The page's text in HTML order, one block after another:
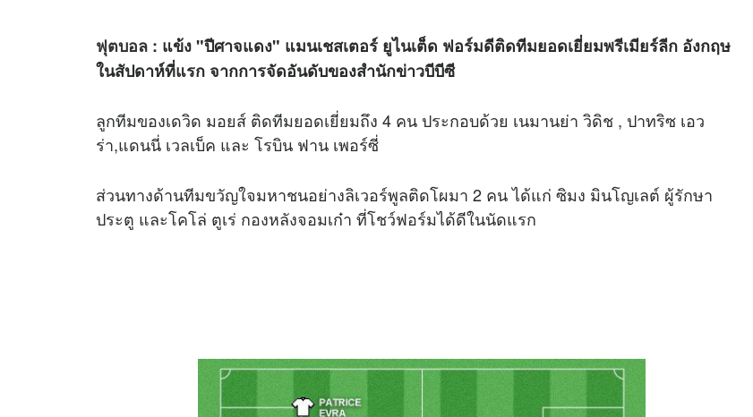
ฟุตบอล : แข้ง "ปีศาจแดง" แมนเชสเตอร์ ยูไนเต็ด ฟอร์มดีติดทีมยอดเยี่ยมพรีเมียร์ลีก อังกฤษ
ในสัปดาห์ที่แรก จากการจัดอันดับของสำนักข่าวบีบีซี
ลูกทีมของเดวิด มอยส์ ติดทีมยอดเยี่ยมถึง 4 คน ประกอบด้วย เนมานย่า วิดิช , ปาทริซ เอว
ร่า,แดนนี่ เวลเบ็ค และ โรบิน ฟาน เพอร์ซี่
ส่วนทางด้านทีมขวัญใจมหาชนอย่างลิเวอร์พูลติดโผมา 2 คน ได้แก่ ซิมง มินโญเลต์ ผู้รักษา
ประตู และโคโล่ ตูเร่ กองหลังจอมเก๋า ที่โชว์ฟอร์มได้ดีในนัดแรก